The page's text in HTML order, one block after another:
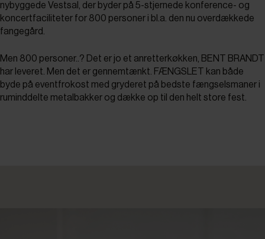
nybyggede Vestsal, der byder på 5-stjernede konference- og
koncertfaciliteter for 800 personer i bl.a. den nu overdækkede
fangegård.
Men 800 personer..? Det er jo et anretterkøkken, BENT BRANDT
har leveret. Men det er gennemtænkt. FÆNGSLET kan både
byde på eventfrokost med gryderet på bedste fængselsmaner i
ruminddelte metalbakker og dække op til den helt store fest.